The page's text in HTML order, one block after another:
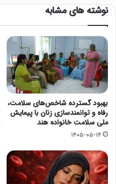
نوشته های مشابه
بهبود گسترده شاخص‌های سلامت،
رفاه و توانمندسازی زنان با پیمایش
ملی سلامت خانواده هند
۱۴۰۵-۰۵-۱۴